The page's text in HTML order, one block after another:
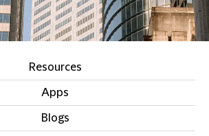
Resources
Apps
Blogs